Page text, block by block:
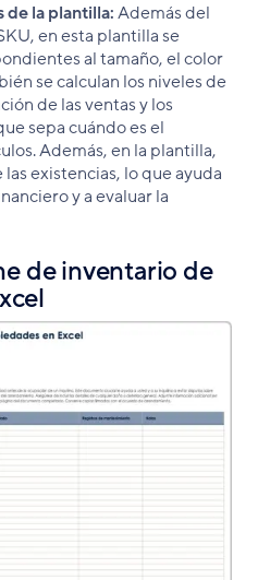
de la plantilla:Además del
en esta plantilla se
al tamaño, el color
se calculan los niveles de
de las ventas y los
sepa cuándo es el
Además, en la plantilla,
existencias, lo que ayuda
y a evaluar la
de inventario de